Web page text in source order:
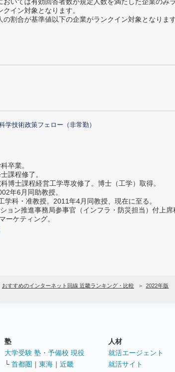
イン対象となります。
割合が基準値以下の企業がランクイン対象となります
学技術政策フェロー（非常勤）
卒業。
課程修了。
博士課程経営工学専攻修了。博士（工学）取得。
年6月同助教授。
科・准教授。2011年4月同教授、現在に至る。
ョン推進事務局参事官（インフラ・防災担当）付上席
ーケティング。
おすすめのインターネット回線 近畿ランキング・比較
2022年版
塾
大学受験 塾・予備校 現役
└ 首都圏 ｜ 東海 ｜ 近畿
人材
就活エージェント
就活サイト